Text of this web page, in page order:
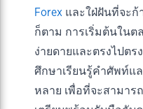
Forex และใฝ่ฝันที่จะก้
ก็ตาม การเริ่มต้นในต
ง่ายดายและตรงไปตร
ศึกษาเรียนรู้คำศัพท์แ
หลาย เพื่อที่จะสามาร